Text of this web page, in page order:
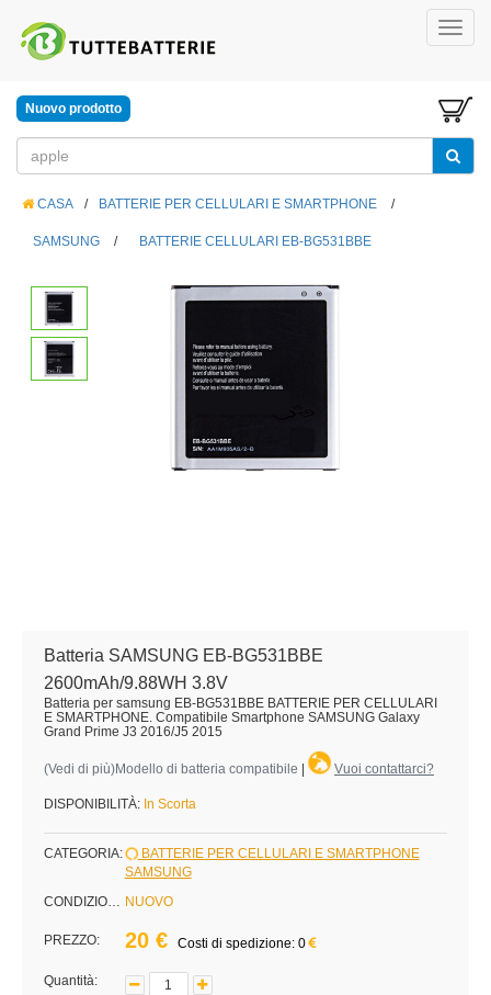
Nuovo prodotto
CASA / BATTERIE PER CELLULARI E SMARTPHONE /
SAMSUNG / BATTERIE CELLULARI EB-BG531BBE
Batteria SAMSUNG EB-BG531BBE
2600mAh/9.88WH 3.8V
Batteria per samsung EB-BG531BBE BATTERIE PER CELLULARI
E SMARTPHONE. Compatibile Smartphone SAMSUNG Galaxy
Grand Prime J3 2016/J5 2015
(Vedi di più)Modello di batteria compatibile Vuoi contattarci?
DISPONIBILITÀ: In Scorta
CATEGORIA:
BATTERIE PER CELLULARI E SMARTPHONE
SAMSUNG
CONDIZIONE: NUOVO
PREZZO: 20 € Costi di spedizione: 0
Quantità: